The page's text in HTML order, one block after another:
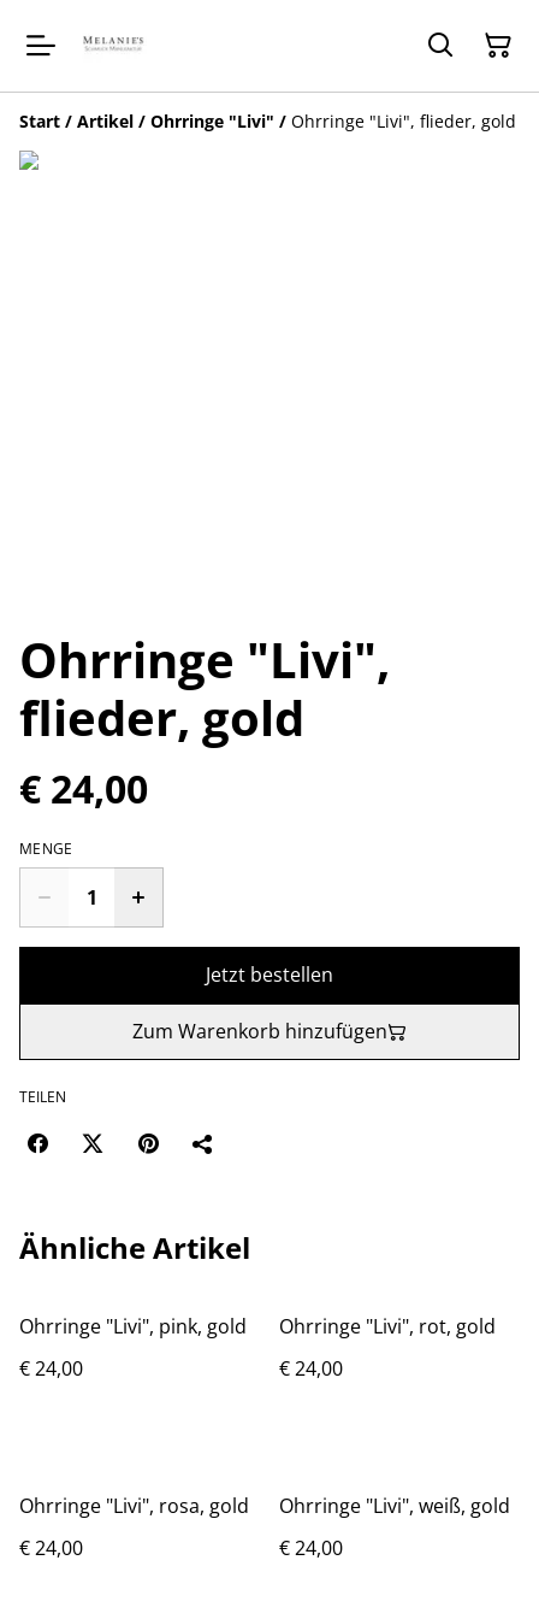
Start / Artikel / Ohrringe "Livi" / Ohrringe "Livi", flieder, gold
Ohrringe "Livi",
flieder, gold
€ 24,00
MENGE
Jetzt bestellen
Zum Warenkorb hinzufügen
TEILEN
Ähnliche Artikel
Ohrringe "Livi", pink, gold
€ 24,00
Ohrringe "Livi", rot, gold
€ 24,00
Ohrringe "Livi", rosa, gold
€ 24,00
Ohrringe "Livi", weiß, gold
€ 24,00